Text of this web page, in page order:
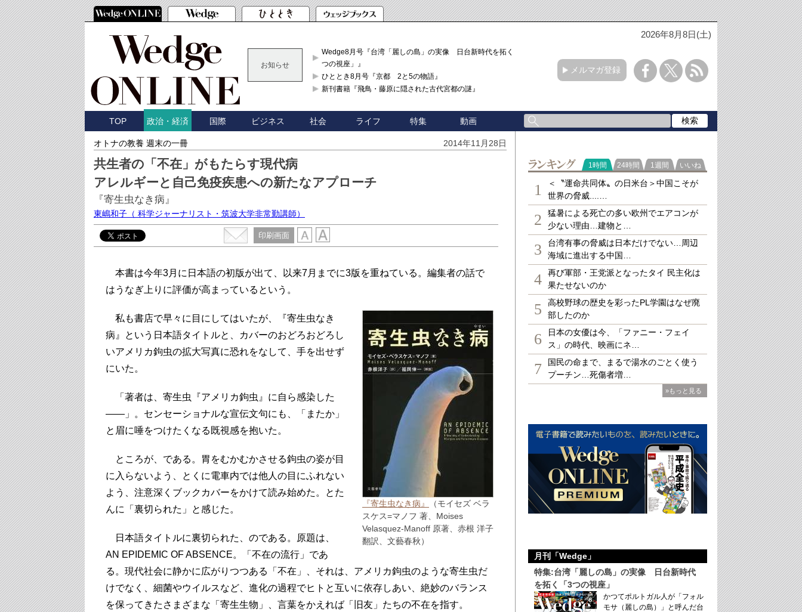
2026年8月8日(土)
お知らせ
Wedge8月号『台湾「麗しの島」の実像 日台新時代を拓く「3
つの視座」』
ひととき8月号『京都 2と5の物語』
新刊書籍『飛鳥・藤原に隠された古代宮都の謎』
メルマガ登録
TOP 政治・経済 国際 ビジネス 社会 ライフ 特集 動画
オトナの教養 週末の一冊 2014年11月28日
共生者の「不在」がもたらす現代病
アレルギーと自己免疫疾患への新たなアプローチ
『寄生虫なき病』
東嶋和子 （ 科学ジャーナリスト・筑波大学非常勤講師）
印刷画面
本書は今年3月に日本語の初版が出て、以来7月までに3版を重ねている。編集者の話で
はうなぎ上りに評価が高まっているという。
『寄生虫なき病』
（モイセズ ベラ
スケス=マノフ 著、Moises
Velasquez‐Manoff 原著、赤根 洋子
翻訳、文藝春秋）
私も書店で早々に目にしてはいたが、『寄生虫なき
病』という日本語タイトルと、カバーのおどろおどろし
いアメリカ鉤虫の拡大写真に恐れをなして、手を出せず
にいた。
「著者は、寄生虫『アメリカ鉤虫』に自ら感染した
――」。センセーショナルな宣伝文句にも、「またか」
と眉に唾をつけたくなる既視感を抱いた。
ところが、である。胃をむかむかさせる鉤虫の姿が目
に入らないよう、とくに電車内では他人の目にふれない
よう、注意深くブックカバーをかけて読み始めた。とた
んに「裏切られた」と感じた。
日本語タイトルに裏切られた、のである。原題は、
AN EPIDEMIC OF ABSENCE。「不在の流行」であ
る。現代社会に静かに広がりつつある「不在」、それは、アメリカ鉤虫のような寄生虫だ
けでなく、細菌やウイルスなど、進化の過程でヒトと互いに依存しあい、絶妙のバランス
を保ってきたさまざまな「寄生生物」、言葉をかえれば「旧友」たちの不在を指す。
ランキング
1時間 24時間 1週間 いいね
1
＜〝運命共同体〟の日米台＞中国こそが
世界の脅威....…
2
猛暑による死亡の多い欧州でエアコンが
少ない理由…建物と…
3
台湾有事の脅威は日本だけでない…周辺
海域に進出する中国…
4
再び軍部・王党派となったタイ 民主化は
果たせないのか
5
高校野球の歴史を彩ったPL学園はなぜ廃
部したのか
6
日本の女優は今、「ファニー・フェイ
ス」の時代、映画にネ…
7
国民の命まで、まるで湯水のごとく使う
プーチン…死傷者増…
»もっと見る
月刊「Wedge」
特集:台湾「麗しの島」の実像 日台新時代
を拓く「3つの視座」
かつてポルトガル人が「フォル
モサ（麗しの島）」と呼んだ台